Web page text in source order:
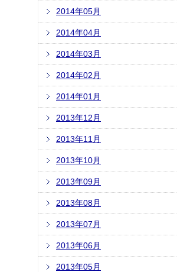
2014年05月
2014年04月
2014年03月
2014年02月
2014年01月
2013年12月
2013年11月
2013年10月
2013年09月
2013年08月
2013年07月
2013年06月
2013年05月